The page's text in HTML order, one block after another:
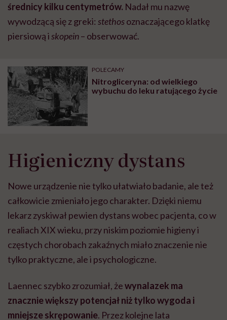
średnicy kilku centymetrów. Nadał mu nazwę
wywodzącą się z greki: stethosoznaczającego klatkę
piersiową iskopein– obserwować.
POLECAMY
Nitrogliceryna: od wielkiego
wybuchu do leku ratującego życie
Higieniczny dystans
Nowe urządzenie nie tylko ułatwiało badanie, ale też
całkowicie zmieniało jego charakter. Dzięki niemu
lekarz zyskiwał pewien dystans wobec pacjenta, co w
realiach XIX wieku, przy niskim poziomie higieny i
częstych chorobach zakaźnych miało znaczenie nie
tylko praktyczne, ale i psychologiczne.
Laennec szybko zrozumiał, żewynalazek ma
znacznie większy potencjał niż tylko wygoda i
mniejsze skrępowanie. Przez kolejne lata